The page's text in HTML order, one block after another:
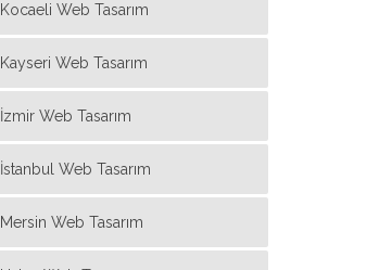
Kocaeli Web Tasarım
Kayseri Web Tasarım
İzmir Web Tasarım
İstanbul Web Tasarım
Mersin Web Tasarım